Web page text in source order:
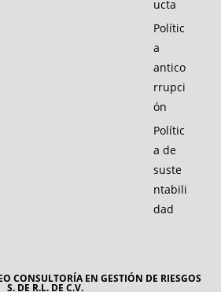
ucta
Polític
a
antico
rrupci
ón
Polític
a de
suste
ntabili
dad
CONSULTORÍA EN GESTIÓN DE RIESGOS
S. DE R.L. DE C.V.